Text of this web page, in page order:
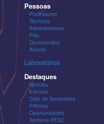
Pessoas
Professores
Técnicos-
Administrativos
Pós-
Doutorandos
Alunos
Laboratórios
Destaques
Notícias
Eventos
Ciclo de Seminários
Prêmios
Oportunidades
Semana PESC